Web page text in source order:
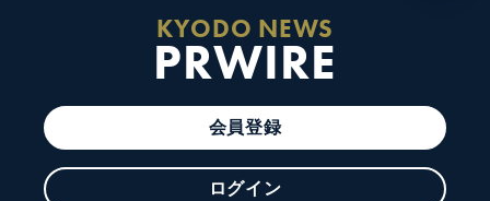
KYODO NEWS
PRWIRE
会員登録
ログイン